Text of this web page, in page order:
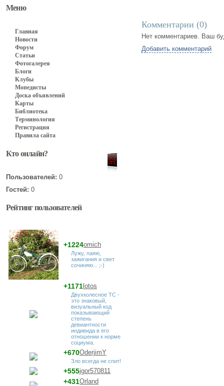
Меню
Главная
Новости
Форум
Статьи
Фотогалерея
Блоги
Клубы
Мопедисты
Доска объявлений
Карты
Библиотека
Терминология
Регистрация
Правила сайта
Кто онлайн?
Пользователей: 0
Гостей: 0
Рейтинг пользователей
omich
+1224
Лужу, паяю,
зажигания и свет
сочиняю... ;-)
lotos
+1171
Двухколесное ТС -
это знаковый,
визуальный код
показывающий
степень
девиантности
индивида в его
отношении к норме
социума.
OderjimY
+670
Зло всегда не спит!
jgor570811
+555
Orland
+431
Комментарии (0)
Нет комментариев. Ваш
Добавить комментарий